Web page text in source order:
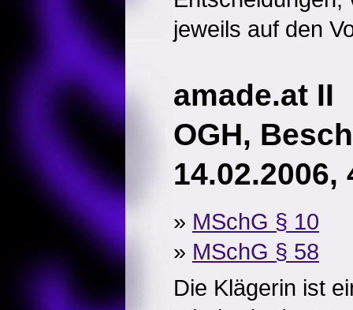
jeweils auf den
amade.at II
OGH,
14.02.2006,
» MSchG § 10
» MSchG § 58
Die Klägerin ist